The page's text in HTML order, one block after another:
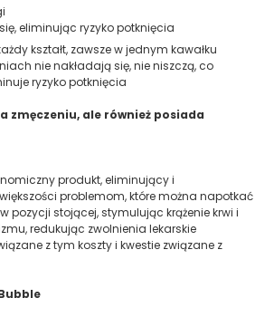
eliminując ryzyko potknięcia
kształt, zawsze w jednym kawałku
nie nakładają się, nie niszczą, co
ryzyko potknięcia
zmęczeniu, ale również posiada
produkt, eliminujący i
problemom, które można napotkać
pozycji stojącej, stymulując krążenie krwi i
redukując zwolnienia lekarskie
z tym koszty i kwestie związane z